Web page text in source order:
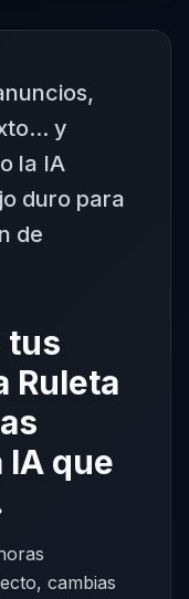
y
la IA
duro para
de
tus
Ruleta
IA que
cambias